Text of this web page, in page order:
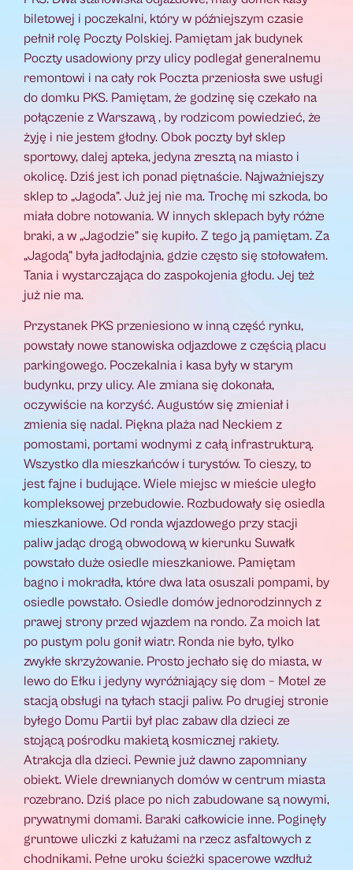
biletowej i poczekalni, który w późniejszym czasie
pełnił rolę Poczty Polskiej. Pamiętam jak budynek
Poczty usadowiony przy ulicy podlegał generalnemu
remontowi i na cały rok Poczta przeniosła swe usługi
do domku PKS. Pamiętam, że godzinę się czekało na
połączenie z Warszawą , by rodzicom powiedzieć, że
żyję i nie jestem głodny. Obok poczty był sklep
sportowy, dalej apteka, jedyna zresztą na miasto i
okolicę. Dziś jest ich ponad piętnaście. Najważniejszy
sklep to „Jagoda”. Już jej nie ma. Trochę mi szkoda, bo
miała dobre notowania. W innych sklepach były różne
braki, a w „Jagodzie” się kupiło. Z tego ją pamiętam. Za
„Jagodą” była jadłodajnia, gdzie często się stołowałem.
Tania i wystarczająca do zaspokojenia głodu. Jej też
już nie ma.
Przystanek PKS przeniesiono w inną część rynku,
powstały nowe stanowiska odjazdowe z częścią placu
parkingowego. Poczekalnia i kasa były w starym
budynku, przy ulicy. Ale zmiana się dokonała,
oczywiście na korzyść. Augustów się zmieniał i
zmienia się nadal. Piękna plaża nad Neckiem z
pomostami, portami wodnymi z całą infrastrukturą.
Wszystko dla mieszkańców i turystów. To cieszy, to
jest fajne i budujące. Wiele miejsc w mieście uległo
kompleksowej przebudowie. Rozbudowały się osiedla
mieszkaniowe. Od ronda wjazdowego przy stacji
paliw jadąc drogą obwodową w kierunku Suwałk
powstało duże osiedle mieszkaniowe. Pamiętam
bagno i mokradła, które dwa lata osuszali pompami, by
osiedle powstało. Osiedle domów jednorodzinnych z
prawej strony przed wjazdem na rondo. Za moich lat
po pustym polu gonił wiatr. Ronda nie było, tylko
zwykłe skrzyżowanie. Prosto jechało się do miasta, w
lewo do Ełku i jedyny wyróżniający się dom – Motel ze
stacją obsługi na tyłach stacji paliw. Po drugiej stronie
byłego Domu Partii był plac zabaw dla dzieci ze
stojącą pośrodku makietą kosmicznej rakiety.
Atrakcja dla dzieci. Pewnie już dawno zapomniany
obiekt. Wiele drewnianych domów w centrum miasta
rozebrano. Dziś place po nich zabudowane są nowymi,
prywatnymi domami. Baraki całkowicie inne. Poginęły
gruntowe uliczki z kałużami na rzecz asfaltowych z
chodnikami. Pełne uroku ścieżki spacerowe wzdłuż